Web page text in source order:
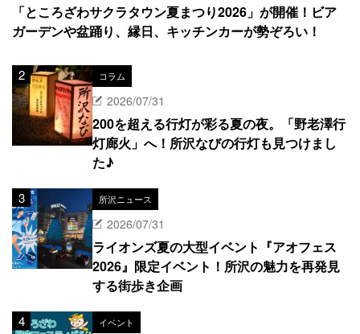
「ところざわサクラタウン夏まつり2026」が開催！ビア
ガーデンや盆踊り、縁日、キッチンカーが勢ぞろい！
コラム
2026/07/31
200を超える行灯が彩る夏の夜。「野老澤行
灯廊火」へ！所沢なびの行灯も見つけまし
た♪
所沢ニュース
2026/07/31
ライオンズ夏の大型イベント『アオフェス
2026』限定イベント！所沢の魅力を再発見
する街歩き企画
イベント